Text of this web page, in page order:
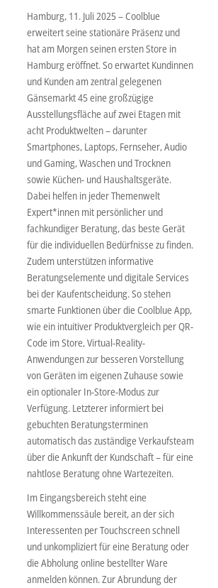
Hamburg, 11. Juli 2025 – Coolblue
erweitert seine stationäre Präsenz und
hat am Morgen seinen ersten Store in
Hamburg eröffnet. So erwartet Kundinnen
und Kunden am zentral gelegenen
Gänsemarkt 45 eine großzügige
Ausstellungsfläche auf zwei Etagen mit
acht Produktwelten – darunter
Smartphones, Laptops, Fernseher, Audio
und Gaming, Waschen und Trocknen
sowie Küchen- und Haushaltsgeräte.
Dabei helfen in jeder Themenwelt
Expert*innen mit persönlicher und
fachkundiger Beratung, das beste Gerät
für die individuellen Bedürfnisse zu finden.
Zudem unterstützen informative
Beratungselemente und digitale Services
bei der Kaufentscheidung. So stehen
smarte Funktionen über die Coolblue App,
wie ein intuitiver Produktvergleich per QR-
Code im Store, Virtual-Reality-
Anwendungen zur besseren Vorstellung
von Geräten im eigenen Zuhause sowie
ein optionaler In-Store-Modus zur
Verfügung. Letzterer informiert bei
gebuchten Beratungsterminen
automatisch das zuständige Verkaufsteam
über die Ankunft der Kundschaft – für eine
nahtlose Beratung ohne Wartezeiten.
Im Eingangsbereich steht eine
Willkommenssäule bereit, an der sich
Interessenten per Touchscreen schnell
und unkompliziert für eine Beratung oder
die Abholung online bestellter Ware
anmelden können. Zur Abrundung der